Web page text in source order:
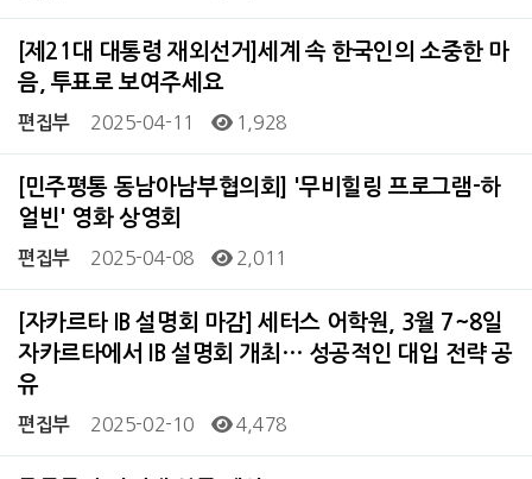
[제21대 대통령 재외선거]세계 속 한국인의 소중한 마
음, 투표로 보여주세요
편집부 2025-04-11 1,928
[민주평통 동남아남부협의회] '무비힐링 프로그램-하
얼빈' 영화 상영회
편집부 2025-04-08 2,011
[자카르타 IB 설명회 마감] 세터스 어학원, 3월 7~8일
자카르타에서 IB 설명회 개최… 성공적인 대입 전략 공
유
편집부 2025-02-10 4,478